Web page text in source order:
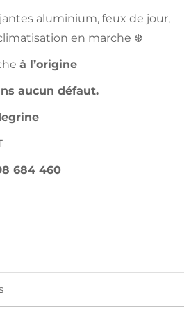
jantes aluminium, feux de jour,
en marche ❄️
à l’origine
aucun défaut.
684 460